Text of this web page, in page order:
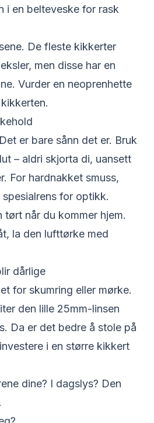
i en belteveske for rask
De fleste kikkerter
men disse har en
Vurder en neoprenhette
er bare sånn det er. Bruk
– aldri skjorta di, uansett
For hardnakket smuss,
for optikk.
når du kommer hjem.
la den lufttørke med
dårlige
for skumring eller mørke.
den lille 25mm-linsen
Da er det bedre å stole på
i en større kikkert
dine? I dagslys? Den